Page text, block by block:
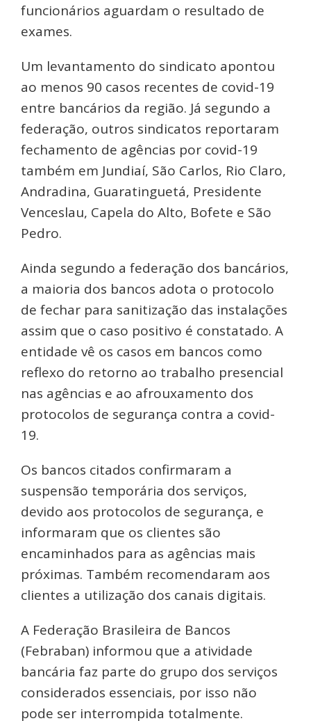
funcionários aguardam o resultado de
exames.
Um levantamento do sindicato apontou
ao menos 90 casos recentes de covid-19
entre bancários da região. Já segundo a
federação, outros sindicatos reportaram
fechamento de agências por covid-19
também em Jundiaí, São Carlos, Rio Claro,
Andradina, Guaratinguetá, Presidente
Venceslau, Capela do Alto, Bofete e São
Pedro.
Ainda segundo a federação dos bancários,
a maioria dos bancos adota o protocolo
de fechar para sanitização das instalações
assim que o caso positivo é constatado. A
entidade vê os casos em bancos como
reflexo do retorno ao trabalho presencial
nas agências e ao afrouxamento dos
protocolos de segurança contra a covid-
19.
Os bancos citados confirmaram a
suspensão temporária dos serviços,
devido aos protocolos de segurança, e
informaram que os clientes são
encaminhados para as agências mais
próximas. Também recomendaram aos
clientes a utilização dos canais digitais.
A Federação Brasileira de Bancos
(Febraban) informou que a atividade
bancária faz parte do grupo dos serviços
considerados essenciais, por isso não
pode ser interrompida totalmente.